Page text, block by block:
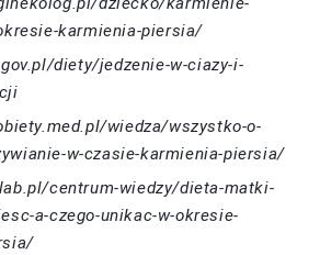
karmienia-piersia/
diety/jedzenie-w-ciazy-i-
wiedza/wszystko-o-
w-czasie-karmienia-piersia/
centrum-wiedzy/dieta-matki-
a-czego-unikac-w-okresie-